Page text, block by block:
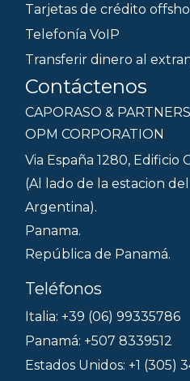
Tarjetas de crédito
Telefonía VoIP
Transferir dinero al
Contáctenos
CAPORASO &
OPM CORPORATION
Via España 1280, Edificio
(Al lado de la estacion
Argentina).
Panama.
República de Panamá.
Teléfonos
Italia: +39 (06) 99335786
Panamá: +507 8339512
Estados Unidos: +1 (305)